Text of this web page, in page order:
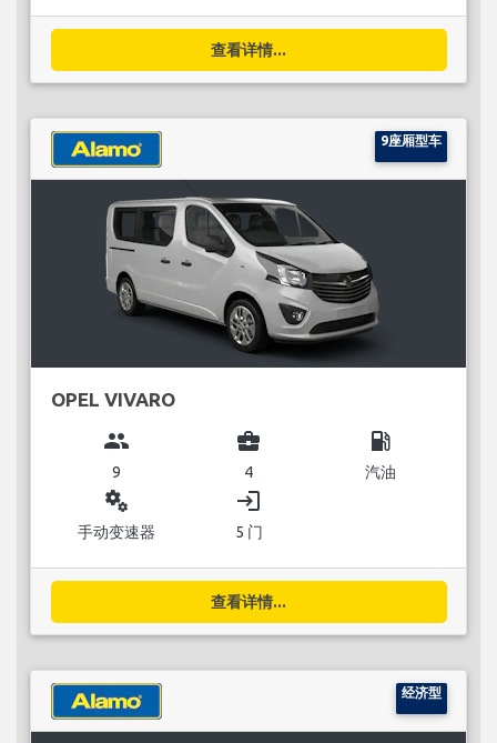
查看详情...
9座厢型车
OPEL VIVARO
group
9
business_center
4
local_gas_station
汽油
miscellaneous_services
手动变速器
login
5 门
查看详情...
经济型